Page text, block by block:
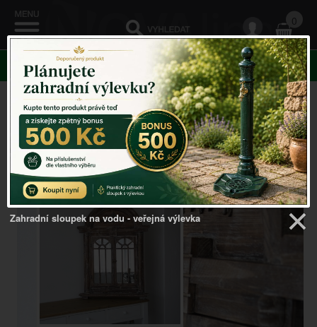
0
KATEGORIE
Venkovský domov ->Zrcadla v rámu, s okenicemi-
>Dřevěné zrcadlo okno s okenicí hnědé 62x93cm
Zahradní sloupek na vodu - veřejná výlevka